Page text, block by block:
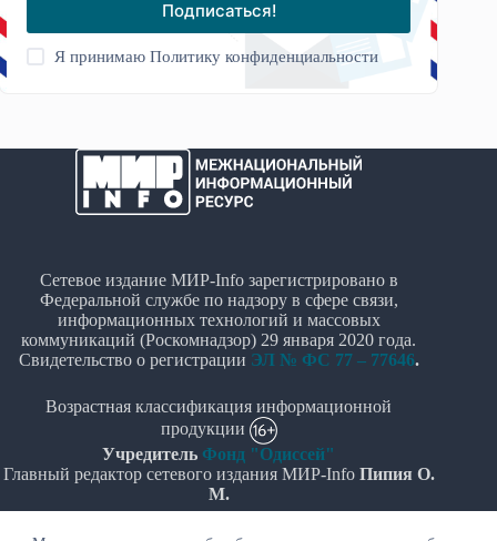
Подписаться!
Я принимаюПолитику конфиденциальности
Сетевое издание МИР-Info зарегистрировано в
Федеральной службе по надзору в сфере связи,
информационных технологий и массовых
коммуникаций (Роскомнадзор) 29 января 2020 года.
Свидетельство о регистрации ЭЛ № ФС 77 – 77646.
Возрастная классификация информационной
продукции
Учредитель Фонд "Одиссей"
Главный редактор сетевого издания МИР-Info Пипия О.
М.